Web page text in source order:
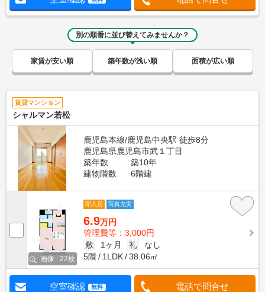
別の順番に並び替えてみませんか？
家賃が安い順 築年数が浅い順 面積が広い順
賃貸マンション
シャルマン若松
鹿児島本線/鹿児島中央駅 徒歩8分
鹿児島県鹿児島市武１丁目
築年数
築10年
建物階数
6階建
画像 : 22枚
即入居 写真充実
6.9万円
管理費等：3,000円
敷
1ヶ月 礼
なし
5階
1LDK 38.06㎡
空室確認 無料 電話で問合せ